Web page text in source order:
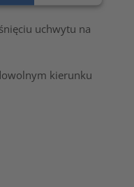
Platform
uchwytu na
kierunku